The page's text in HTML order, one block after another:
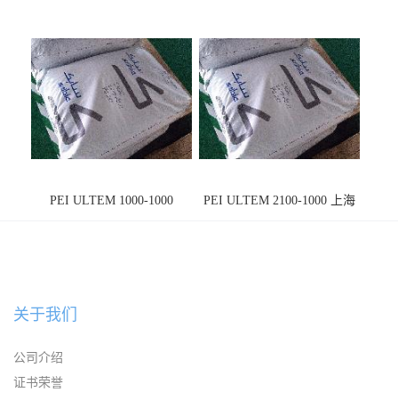
PEI ULTEM 1000-1000
PEI ULTEM 2100-1000 上海
关于我们
公司介绍
证书荣誉